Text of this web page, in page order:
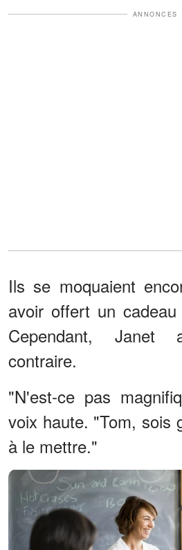
ANNONCES
Ils se moquaient
avoir offert un
Cependant,
contraire.
"N'est-ce pas
voix haute. "Tom, sois
à le mettre."